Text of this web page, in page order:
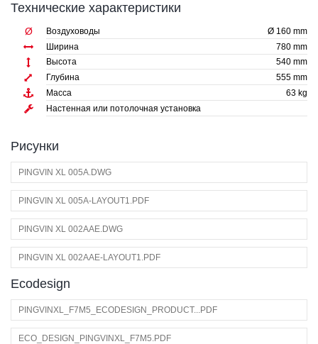
Технические характеристики
Ø Воздуховоды
Ø 160 mm
Ширина
780 mm
Высота
540 mm
Глубина
555 mm
Масса
63 kg
Настенная или потолочная установка
Pисунки
PINGVIN XL 005A.DWG
PINGVIN XL 005A-LAYOUT1.PDF
PINGVIN XL 002AAE.DWG
PINGVIN XL 002AAE-LAYOUT1.PDF
Ecodesign
PINGVINXL_F7M5_ECODESIGN_PRODUCT...PDF
ECO_DESIGN_PINGVINXL_F7M5.PDF